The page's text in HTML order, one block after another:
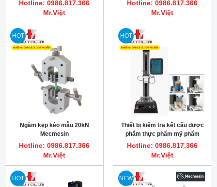
Hotline: 0986.817.366
Mr.Việt
Hotline: 0986.817.366
Mr.Việt
HOT
Ngàm kẹp kéo mẫu 20kN
Mecmesin
Hotline: 0986.817.366
Mr.Việt
HOT
Thiết bị kiểm tra kết cấu dược
phẩm thực phẩm mỹ phẩm
(Texture analyzer) Mecmesin
Hotline: 0986.817.366
Mr.Việt
HOT NEW